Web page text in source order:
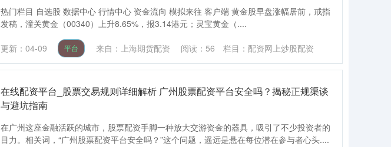
热门栏目 自选股 数据中心 行情中心 资金流向 模拟来往 客户端 黄金股早盘涨幅居前，戒指
发稿，潼关黄金（00340）上升8.65%，报3.14港元；灵宝黄金（....
更新：04-09 平台 来自：上海期货配资 阅读： 56 栏目： 配资网上炒股配资
在线配资平台_股票交易规则详细解析 广州股票配资平台安全吗？揭秘正规渠谈
与避坑指南
在广州这座金融活跃的城市，股票配资手脚一种放大交游资金的器具，吸引了不少投资者的
目力。相关词，“广州股票配资平台安全吗？”这个问题，遥远是悬在每位潜在参与者心头....